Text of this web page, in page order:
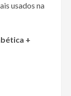
usados na
+